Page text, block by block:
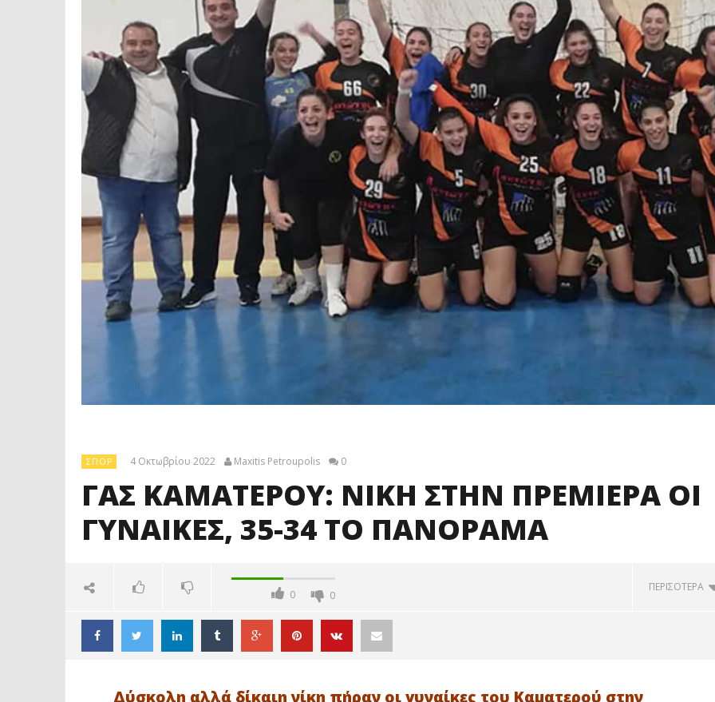
ΣΠΟΡ 4 Οκτωβρίου 2022 Maxitis Petroupolis 0
ΓΑΣ ΚΑΜΑΤΕΡΟΥ: ΝΙΚΗ ΣΤΗΝ ΠΡΕΜΙΕΡΑ ΟΙ
ΓΥΝΑΙΚΕΣ, 35-34 ΤΟ ΠΑΝΟΡΑΜΑ
0 0
ΠΕΡΙΣΟΤΕΡΑ
Δύσκολη αλλά δίκαιη νίκη πήραν οι γυναίκες του Καματερού στην